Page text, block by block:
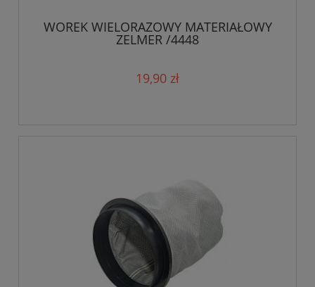
WOREK WIELORAZOWY MATERIAŁOWY
ZELMER /4448
19,90 zł